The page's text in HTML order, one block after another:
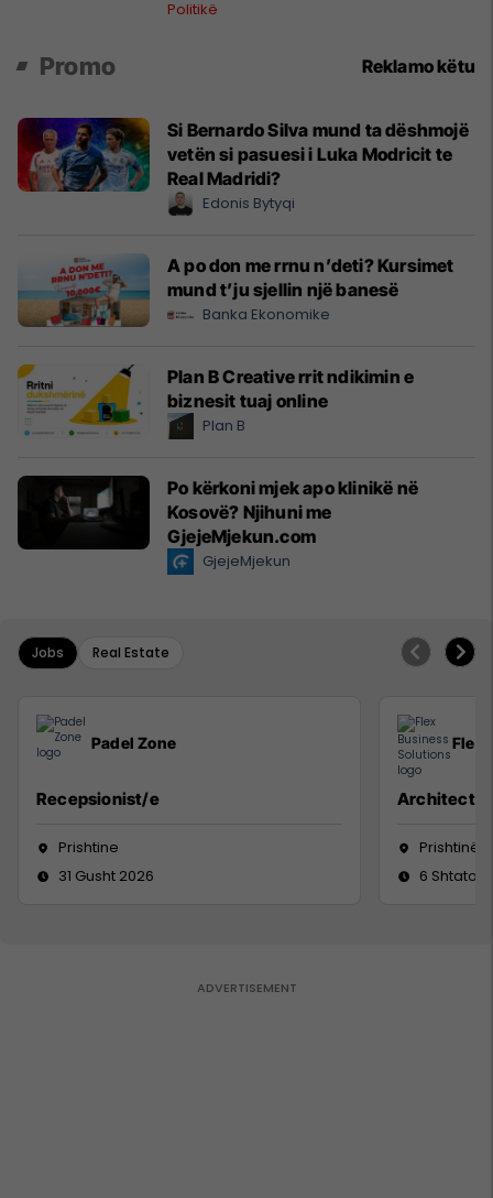
Politikë
Promo Reklamo këtu
Si Bernardo Silva mund ta dëshmojë
vetën si pasuesi i Luka Modricit te
Real Madridi?
Edonis Bytyqi
A po don me rrnu n’deti? Kursimet
mund t’ju sjellin një banesë
Banka Ekonomike
Plan B Creative rrit ndikimin e
biznesit tuaj online
Plan B
Po kërkoni mjek apo klinikë në
Kosovë? Njihuni me
GjejeMjekun.com
GjejeMjekun
Jobs Real Estate
Padel Zone
Recepsionist/e
Prishtine
31 Gusht 2026
Flex
Architect
Prishtinë
6 Shtator